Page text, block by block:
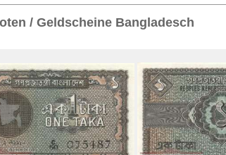
/ Geldscheine Bangladesch